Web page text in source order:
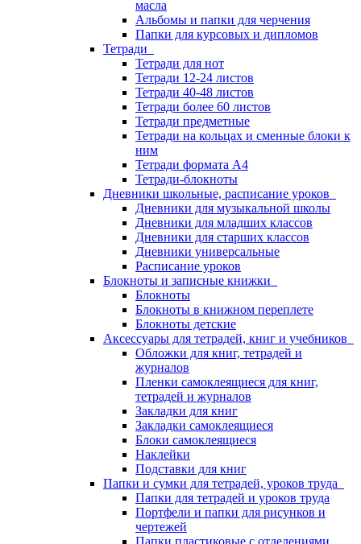
масла
Альбомы и папки для черчения
Папки для курсовых и дипломов
Тетради
Тетради для нот
Тетради 12-24 листов
Тетради 40-48 листов
Тетради более 60 листов
Тетради предметные
Тетради на кольцах и сменные блоки к
ним
Тетради формата А4
Тетради-блокноты
Дневники школьные, расписание уроков
Дневники для музыкальной школы
Дневники для младших классов
Дневники для старших классов
Дневники универсальные
Расписание уроков
Блокноты и записные книжки
Блокноты
Блокноты в книжном переплете
Блокноты детские
Аксессуары для тетрадей, книг и учебников
Обложки для книг, тетрадей и
журналов
Пленки самоклеящиеся для книг,
тетрадей и журналов
Закладки для книг
Закладки самоклеящиеся
Блоки самоклеящиеся
Наклейки
Подставки для книг
Папки и сумки для тетрадей, уроков труда
Папки для тетрадей и уроков труда
Портфели и папки для рисунков и
чертежей
Папки пластиковые с отделениями